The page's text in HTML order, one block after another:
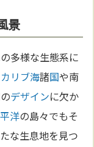
景
多様な生態系に
カリブ海諸国や南
デザインに欠か
洋の島々でもそ
な生息地を見つ